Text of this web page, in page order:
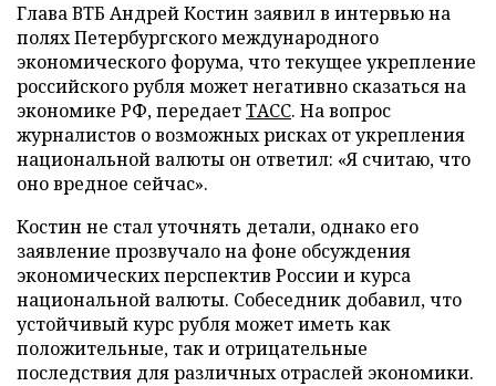
Глава ВТБ Андрей Костин заявил в интервью на
полях Петербургского международного
экономического форума, что текущее укрепление
российского рубля может негативно сказаться на
экономике РФ, передаетТАСС. На вопрос
журналистов о возможных рисках от укрепления
национальной валюты он ответил: «Я считаю, что
оно вредное сейчас».
Костин не стал уточнять детали, однако его
заявление прозвучало на фоне обсуждения
экономических перспектив России и курса
национальной валюты. Собеседник добавил, что
устойчивый курс рубля может иметь как
положительные, так и отрицательные
последствия для различных отраслей экономики.